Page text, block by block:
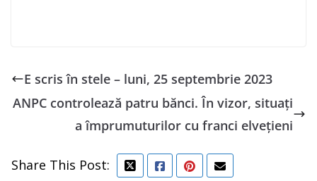
E scris în stele – luni, 25 septembrie 2023
ANPC controlează patru bănci. În vizor, situați
a împrumuturilor cu franci elvețieni
Share This Post: